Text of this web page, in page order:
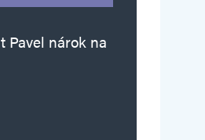
Pavel nárok na